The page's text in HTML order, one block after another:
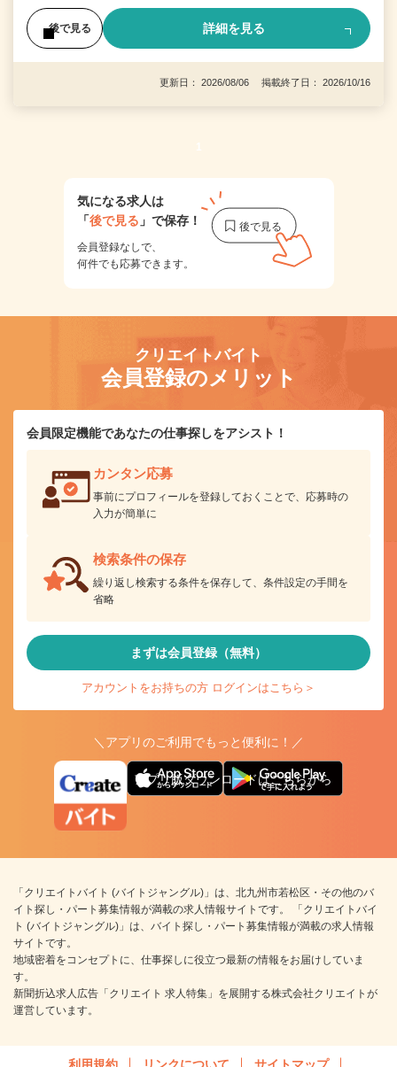
後で見る 詳細を見る
更新日： 2026/08/06 掲載終了日： 2026/10/16
1
気になる求人は
「後で見る 」で保存！
会員登録なしで、
何件でも応募できます。
クリエイトバイト
会員登録のメリット
会員限定機能であなたの仕事探しをアシスト！
カンタン応募
事前にプロフィールを登録しておくことで、応募時の
入力が簡単に
検索条件の保存
繰り返し検索する条件を保存して、条件設定の手間を
省略
まずは会員登録（無料）
アカウントをお持ちの方 ログインはこちら＞
＼アプリのご利用でもっと便利に！／
アプリ版ダウンロードはこちらから
「クリエイトバイト (バイトジャングル)」は、北九州市若松区・その他のバ
イト探し・パート募集情報が満載の求人情報サイトです。 「クリエイトバイ
ト (バイトジャングル)」は、バイト探し・パート募集情報が満載の求人情報
サイトです。
地域密着をコンセプトに、仕事探しに役立つ最新の情報をお届けしていま
す。
新聞折込求人広告「クリエイト 求人特集」を展開する株式会社クリエイトが
運営しています。